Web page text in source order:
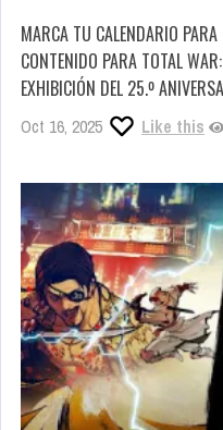
MARCA TU CALENDARIO
CONTENIDO PARA TOTAL
EXHIBICIÓN DEL 25.º
Oct 16, 2025 Like this